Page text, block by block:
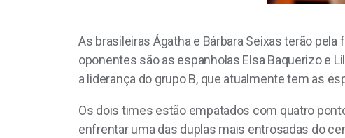
As brasileiras Ágatha e Bárbara Seixas terão
oponentes são as espanholas Elsa Baquerizo e
a liderança do grupo B, que atualmente tem as
Os dois times estão empatados com quatro
enfrentar uma das duplas mais entrosadas do